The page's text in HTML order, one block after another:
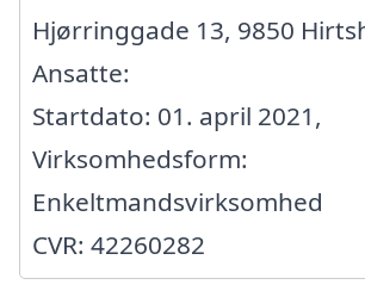
Hjørringgade 13, 9850
Ansatte:
Startdato: 01. april 2021,
Virksomhedsform:
Enkeltmandsvirksomhed
CVR: 42260282